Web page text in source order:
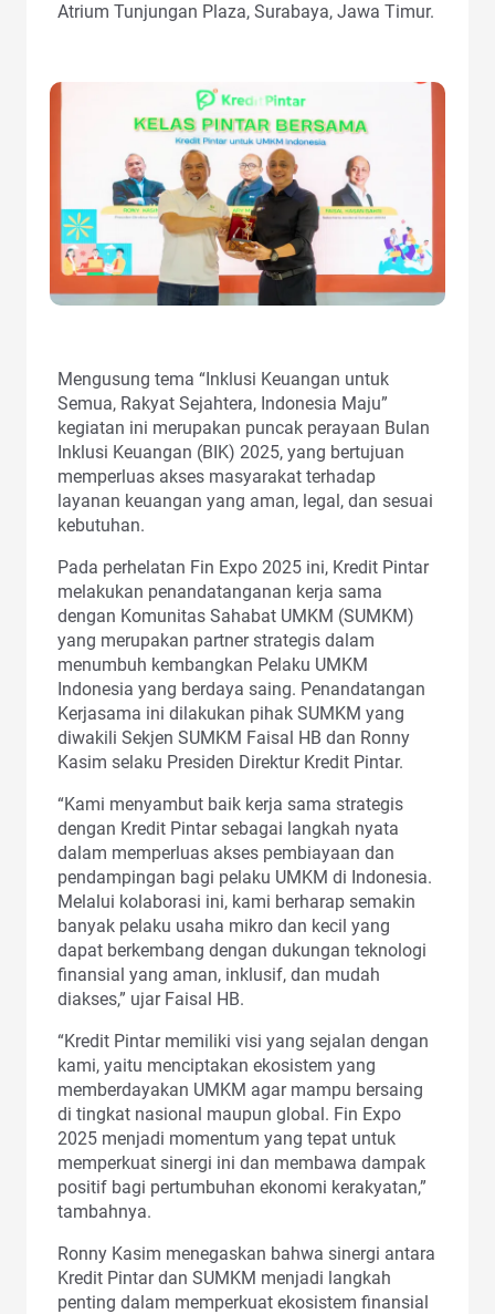
Atrium Tunjungan Plaza, Surabaya, Jawa Timur.
Mengusung tema “Inklusi Keuangan untuk
Semua, Rakyat Sejahtera, Indonesia Maju”
kegiatan ini merupakan puncak perayaan Bulan
Inklusi Keuangan (BIK) 2025, yang bertujuan
memperluas akses masyarakat terhadap
layanan keuangan yang aman, legal, dan sesuai
kebutuhan.
Pada perhelatan Fin Expo 2025 ini, Kredit Pintar
melakukan penandatanganan kerja sama
dengan Komunitas Sahabat UMKM (SUMKM)
yang merupakan partner strategis dalam
menumbuh kembangkan Pelaku UMKM
Indonesia yang berdaya saing. Penandatangan
Kerjasama ini dilakukan pihak SUMKM yang
diwakili Sekjen SUMKM Faisal HB dan Ronny
Kasim selaku Presiden Direktur Kredit Pintar.
“Kami menyambut baik kerja sama strategis
dengan Kredit Pintar sebagai langkah nyata
dalam memperluas akses pembiayaan dan
pendampingan bagi pelaku UMKM di Indonesia.
Melalui kolaborasi ini, kami berharap semakin
banyak pelaku usaha mikro dan kecil yang
dapat berkembang dengan dukungan teknologi
finansial yang aman, inklusif, dan mudah
diakses,” ujar Faisal HB.
“Kredit Pintar memiliki visi yang sejalan dengan
kami, yaitu menciptakan ekosistem yang
memberdayakan UMKM agar mampu bersaing
di tingkat nasional maupun global. Fin Expo
2025 menjadi momentum yang tepat untuk
memperkuat sinergi ini dan membawa dampak
positif bagi pertumbuhan ekonomi kerakyatan,”
tambahnya.
Ronny Kasim menegaskan bahwa sinergi antara
Kredit Pintar dan SUMKM menjadi langkah
penting dalam memperkuat ekosistem finansial